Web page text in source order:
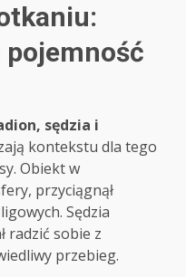
pojemność
sędzia i
kontekstu dla tego
Obiekt w
przyciągnął
Sędzia
radzić sobie z
przebieg.